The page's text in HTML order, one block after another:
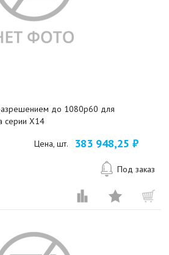
до 1080p60 для
серии X14
Цена, шт. 383 948,25 ₽
Под заказ